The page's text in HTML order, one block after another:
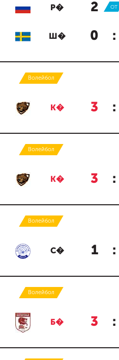
Р� 2 :
ОТ
Ш� 0 :
Волейбол
К� 3 :
Волейбол
К� 3 :
Волейбол
С� 1 :
Волейбол
Б� 3 :